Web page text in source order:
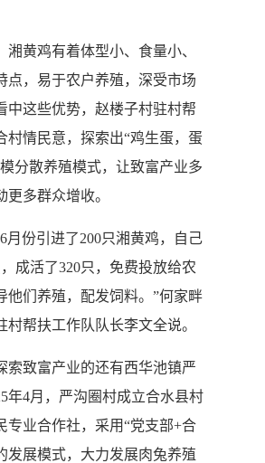
黄鸡有着体型小、食量小、
点，易于农户养殖，深受市场
中这些优势，赵楼子村驻村帮
村情民意，探索出“鸡生蛋，蛋
分散养殖模式，让致富产业多
更多群众增收。
份引进了200只湘黄鸡，自己
成活了320只，免费投放给农
他们养殖，配发饲料。”何家畔
村帮扶工作队队长李文全说。
致富产业的还有西华池镇严
年4月，严沟圈村成立合水县村
专业合作社，采用“党支部+合
发展模式，大力发展肉兔养殖